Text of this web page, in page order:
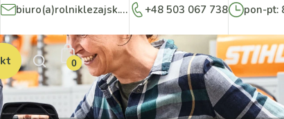
biuro(a)rolniklezajsk.pl +48 503 067 738 pon-pt:
0